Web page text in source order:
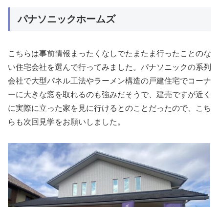
パナソニックホームズ
こちらは事前情報まったくなしでたまたま行ったことのな
い住宅会社を選んで行ってみました。パナソニックの系列
会社で大型パネル工法やラーメン構造の戸建住宅でコーナ
ーに大きな窓を取れるのも強みだそうで、建売ですが近く
に実際に立った家を見に行けるとのことだったので、こち
らも次回見学をお願いしました。